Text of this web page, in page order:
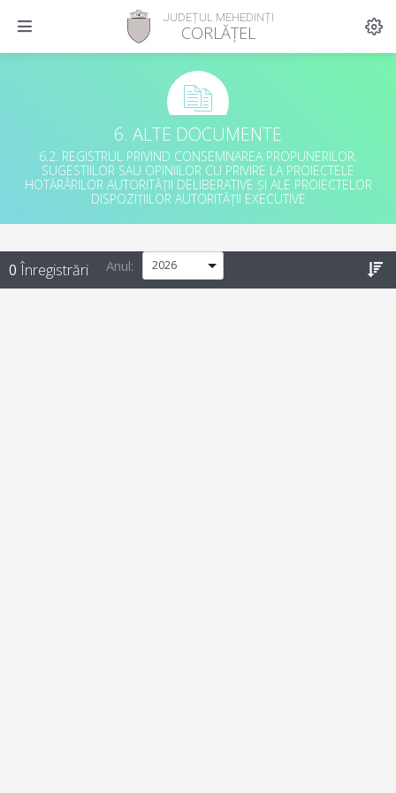
JUDEȚUL MEHEDINȚI
CORLĂȚEL
6. ALTE DOCUMENTE
6.2. REGISTRUL PRIVIND CONSEMNAREA PROPUNERILOR,
SUGESTIILOR SAU OPINIILOR CU PRIVIRE LA PROIECTELE
HOTĂRÂRILOR AUTORITĂȚII DELIBERATIVE ȘI ALE PROIECTELOR
DISPOZIȚIILOR AUTORITĂȚII EXECUTIVE
0 Înregistrări Anul: